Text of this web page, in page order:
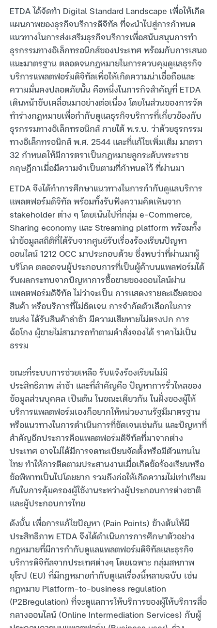
ETDA ได้จัดทำ Digital Standard Landscape เพื่อให้เกิด
แผนภาพของธุรกิจบริการดิจิทัล ที่จะนำไปสู่การกำหนด
แนวทางในการส่งเสริมธุรกิจบริการเพื่อสนับสนุนการทำ
ธุรกรรมทางอิเล็กทรอนิกส์ของประเทศ พร้อมกับการเสนอ
แนะมาตรฐาน ตลอดจนกฎหมายในการควบคุมดูแลธุรกิจ
บริการแพลตฟอร์มดิจิทัลเพื่อให้เกิดความน่าเชื่อถือและ
ความมั่นคงปลอดภัยนั้น คือหนึ่งในภารกิจสำคัญที่ ETDA
เดินหน้าขับเคลื่อนมาอย่างต่อเนื่อง โดยในส่วนของการจัด
ทำร่างกฎหมายเพื่อกำกับดูแลธุรกิจบริการที่เกี่ยวข้องกับ
ธุรกรรมทางอิเล็กทรอนิกส์ ภายใต้ พ.ร.บ. ว่าด้วยธุรกรรม
ทางอิเล็กทรอนิกส์ พ.ศ. 2544 และที่แก้ไขเพิ่มเติม มาตรา
32 กำหนดให้มีการตราเป็นกฎหมายลูกระดับพระราช
กฤษฎีกาเมื่อมีความจำเป็นตามที่กำหนดไว้ ที่ผ่านมา
ETDA จึงได้ทำการศึกษาแนวทางในการกำกับดูแลบริการ
แพลตฟอร์มดิจิทัล พร้อมทั้งรับฟังความคิดเห็นจาก
stakeholder ต่าง ๆ โดยเน้นไปที่กลุ่ม e-Commerce,
Sharing economy และ Streaming platform พร้อมทั้ง
นำข้อมูลสถิติที่ได้รับจากศูนย์รับเรื่องร้องเรียนปัญหา
ออนไลน์ 1212 OCC มาประกอบด้วย ซึ่งพบว่าที่ผ่านมาผู้
บริโภค ตลอดจนผู้ประกอบการที่เป็นผู้ค้าบนแพลฟอร์มได้
รับผลกระทบจากปัญหาการซื้อขายของออนไลน์ผ่าน
แพลตฟอร์มดิจิทัล ไม่ว่าจะเป็น การแสดงรายละเอียดของ
สินค้า หรือบริการที่ไม่ชัดเจน การจำกัดตัวเลือกในการ
ขนส่ง ได้รับสินค้าล่าช้า มีความเสียหายไม่ตรงปก การ
ฉ้อโกง ผู้ขายไม่สามารถทำตามคำสั่งจองได้ ราคาไม่เป็น
ธรรม
ขณะที่ระบบการช่วยเหลือ รับแจ้งร้องเรียนไม่มี
ประสิทธิภาพ ล่าช้า และที่สำคัญคือ ปัญหาการรั่วไหลของ
ข้อมูลส่วนบุคคล เป็นต้น ในขณะเดียวกัน ในฝั่งของผู้ให้
บริการแพลตฟอร์มเองก็อยากให้หน่วยงานรัฐมีมาตรฐาน
หรือแนวทางในการดำเนินการที่ชัดเจนเช่นกัน และปัญหาที่
สำคัญอีกประการคือแพลตฟอร์มดิจิทัลที่มาจากต่าง
ประเทศ อาจไม่ได้มีการจดทะเบียนจัดตั้งหรือมีตัวแทนใน
ไทย ทำให้การติดตามประสานงานเมื่อเกิดข้อร้องเรียนหรือ
ข้อพิพาทเป็นไปโดยยาก รวมถึงก่อให้เกิดความไม่เท่าเทียม
กันในการคุ้มครองผู้ใช้งานระหว่างผู้ประกอบการต่างชาติ
และผู้ประกอบการไทย
ดังนั้น เพื่อการแก้ไขปัญหา (Pain Points) ข้างต้นให้มี
ประสิทธิภาพ ETDA จึงได้ดำเนินการการศึกษาตัวอย่าง
กฎหมายที่มีการกำกับดูแลแพลตฟอร์มดิจิทัลและธุรกิจ
บริการดิจิทัลจากประเทศต่างๆ โดยเฉพาะ กลุ่มสหภาพ
ยุโรป (EU) ที่มีกฎหมายกำกับดูแลเรื่องนี้หลายฉบับ เช่น
กฎหมาย Platform-to-business regulation
(P2Bregulation) ที่จะดูแลการให้บริการของผู้ให้บริการสื่อ
กลางออนไลน์ (Online Intermediation Services) กับผู้